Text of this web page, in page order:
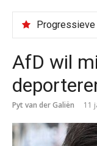
AfD wil
Pyt van der Galiën 11